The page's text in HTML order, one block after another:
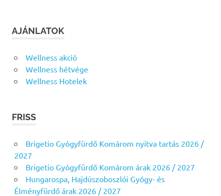
AJÁNLATOK
Wellness akció
Wellness hétvége
Wellness Hotelek
FRISS
Brigetio Gyógyfürdő Komárom nyitva tartás 2026 /
2027
Brigetio Gyógyfürdő Komárom árak 2026 / 2027
Hungarospa, Hajdúszoboszlói Gyógy- és
Élményfürdő árak 2026 / 2027